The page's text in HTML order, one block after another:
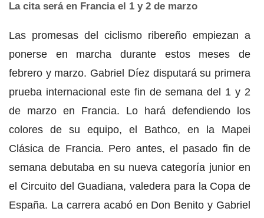
La cita será en Francia el 1 y 2 de marzo
Las promesas del ciclismo ribereño empiezan a
ponerse en marcha durante estos meses de
febrero y marzo. Gabriel Díez disputará su primera
prueba internacional este fin de semana del 1 y 2
de marzo en Francia. Lo hará defendiendo los
colores de su equipo, el Bathco, en la Mapei
Clásica de Francia. Pero antes, el pasado fin de
semana debutaba en su nueva categoría junior en
el Circuito del Guadiana, valedera para la Copa de
España. La carrera acabó en Don Benito y Gabriel